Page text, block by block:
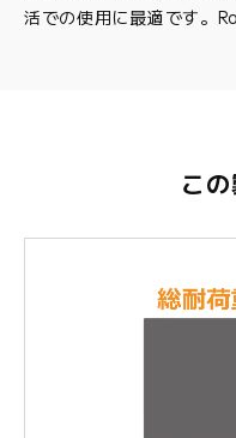
活での使用に最適です。
こ